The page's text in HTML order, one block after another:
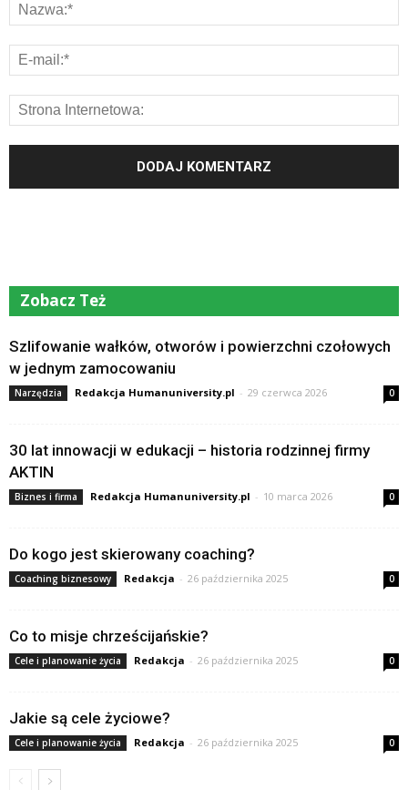
Zobacz Też
Szlifowanie wałków, otworów i powierzchni czołowych
w jednym zamocowaniu
Narzędzia Redakcja Humanuniversity.pl - 29 czerwca 2026 0
30 lat innowacji w edukacji – historia rodzinnej firmy
AKTIN
Biznes i firma Redakcja Humanuniversity.pl - 10 marca 2026 0
Do kogo jest skierowany coaching?
Coaching biznesowy Redakcja - 26 października 2025 0
Co to misje chrześcijańskie?
Cele i planowanie życia Redakcja - 26 października 2025 0
Jakie są cele życiowe?
Cele i planowanie życia Redakcja - 26 października 2025 0